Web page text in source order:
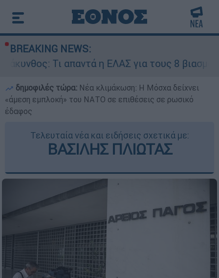
BREAKING NEWS:
απαντά η ΕΛΑΣ για τους 8 βιασμούς
δημοφιλές τώρα: Νέα κλιμάκωση: Η Μόσχα δείχνει
«άμεση εμπλοκή» του ΝΑΤΟ σε επιθέσεις σε ρωσικό
έδαφος
Τελευταία νέα και ειδήσεις σχετικά με:
ΒΑΣΙΛΗΣ ΠΛΙΩΤΑΣ